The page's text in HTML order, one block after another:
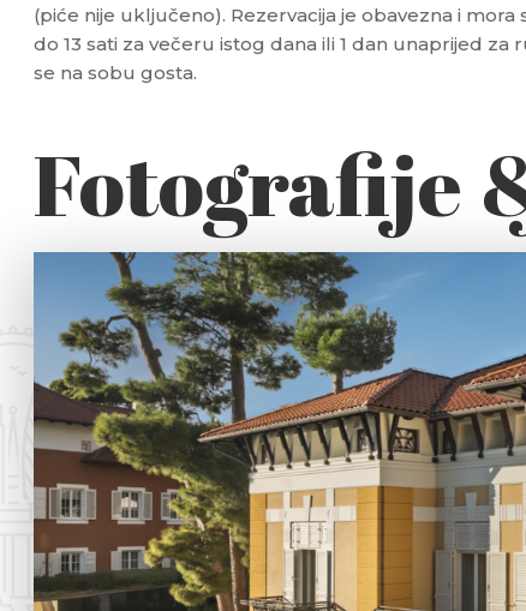
(piće nije uključeno). Rezervacija je obavezna i
do 13 sati za večeru istog dana ili 1 dan unaprijed za
se na sobu gosta.
Fotografije